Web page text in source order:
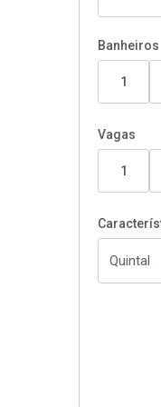
Banheiros
1
Vagas
1